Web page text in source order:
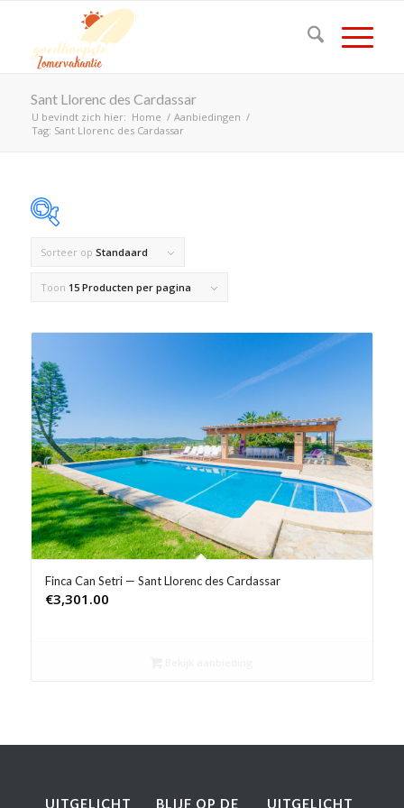
Sant Llorenc des Cardassar
U bevindt zich hier: Home / Aanbiedingen /
Tag: Sant Llorenc des Cardassar
Op voorraad
Product Land
Product Maximaal aantal personen
Product Prijs vanaf €
Product Rating
Product Reisorganisatie
Product Type vakantie
Product Wifi
Sorteer op Standaard
Toon 15 Producten per pagina
Finca Can Setri — Sant Llorenc des Cardassar
€3,301.00
UITGELICHT
BLIJF OP DE
UITGELICHT